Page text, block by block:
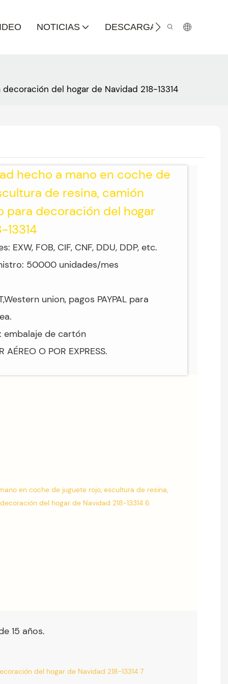
NOTICIAS DESCARGA DE CATÁLOGO
del hogar de Navidad 218-13314
hecho a mano en coche de
de resina, camión
para decoración del hogar
13314
EXW, FOB, CIF, CNF, DDU, DDP, etc.
50000 unidades/mes
union, pagos PAYPAL para
embalaje de cartón
AÉREO O POR EXPRESS.
15 años.